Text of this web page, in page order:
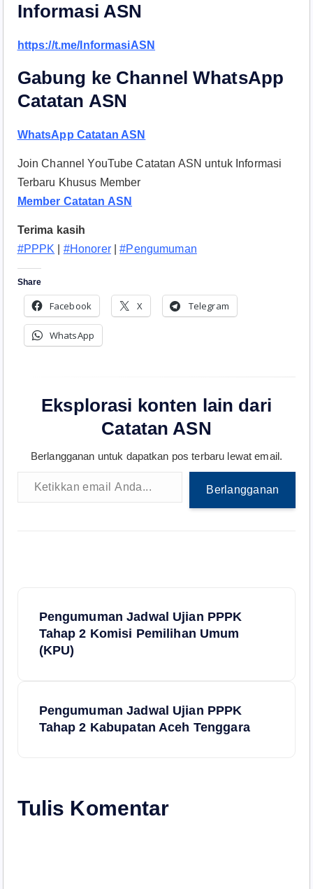
Informasi ASN
https://t.me/InformasiASN
Gabung ke Channel WhatsApp
Catatan ASN
WhatsApp Catatan ASN
Join Channel YouTube Catatan ASN untuk Informasi
Terbaru Khusus Member
Member Catatan ASN
Terima kasih
#PPPK
#Honorer|#Pengumuman
Share
Facebook X Telegram
WhatsApp
Eksplorasi konten lain dari
Catatan ASN
Berlangganan untuk dapatkan pos terbaru lewat email.
Ketikkan email Anda...
Berlangganan
s
Pengumuman Jadwal Ujian PPPK
Tahap 2 Komisi Pemilihan Umum
(KPU)
Pengumuman Jadwal Ujian PPPK
Tahap 2 Kabupatan Aceh Tenggara
Tulis Komentar